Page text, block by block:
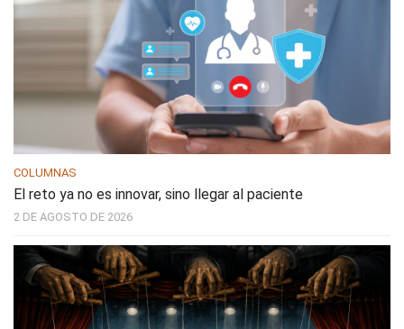
COLUMNAS
El reto ya no es innovar, sino llegar al paciente
2 DE AGOSTO DE 2026